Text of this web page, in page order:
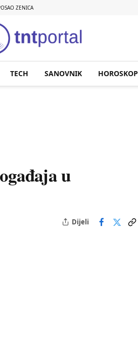
ZENICA
TECH SANOVNIK HOROSKOP
u
Dijeli